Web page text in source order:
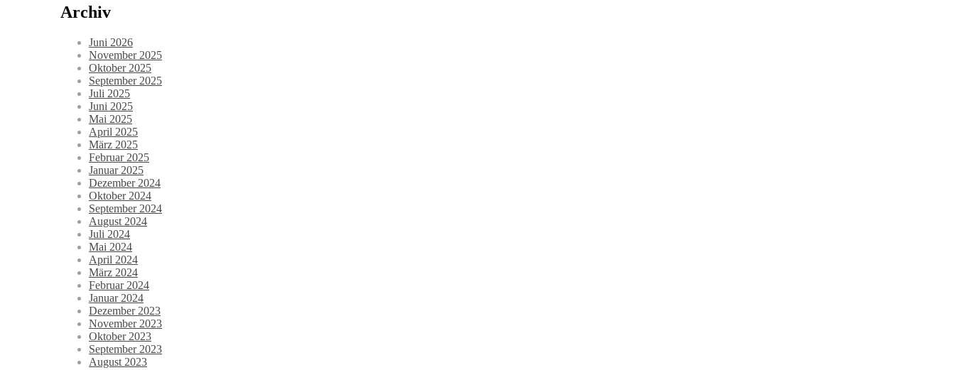
Archiv
Juni 2026
November 2025
Oktober 2025
September 2025
Juli 2025
Juni 2025
Mai 2025
April 2025
März 2025
Februar 2025
Januar 2025
Dezember 2024
Oktober 2024
September 2024
August 2024
Juli 2024
Mai 2024
April 2024
März 2024
Februar 2024
Januar 2024
Dezember 2023
November 2023
Oktober 2023
September 2023
August 2023